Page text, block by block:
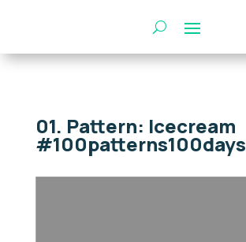
01. Pattern: Icecream
#100patterns100days